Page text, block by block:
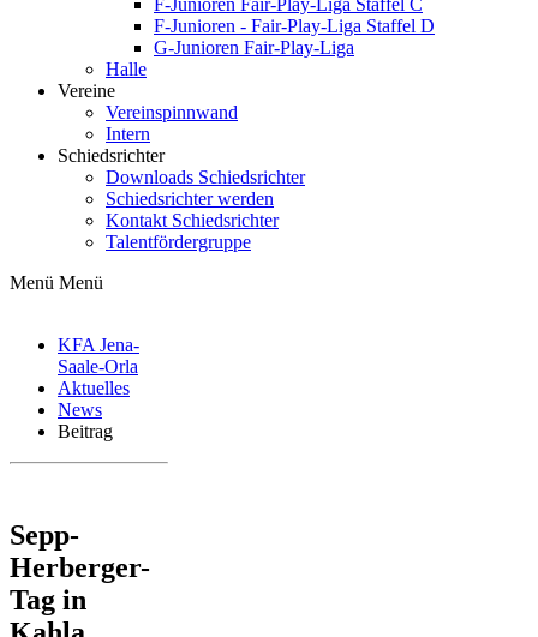
F-Junioren Fair-Play-Liga Staffel C
F-Junioren - Fair-Play-Liga Staffel D
G-Junioren Fair-Play-Liga
Halle
Vereine
Vereinspinnwand
Intern
Schiedsrichter
Downloads Schiedsrichter
Schiedsrichter werden
Kontakt Schiedsrichter
Talentfördergruppe
Menü Menü
KFA Jena-
Saale-Orla
Aktuelles
News
Beitrag
Sepp-
Herberger-
Tag in